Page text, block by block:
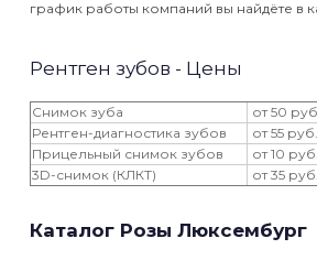
график работы компаний вы найдёте в
Рентген зубов - Цены
Снимок зуба
от 50 руб.
Рентген-диагностика зубов
от 55 руб.
Прицельный снимок зубов
от 10 руб.
3D-снимок (КЛКТ)
от 35 руб.
Каталог Розы Люксембург